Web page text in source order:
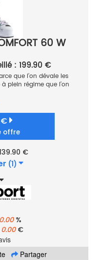
60 W
: 199.90 €
que l’on dévale les
plein régime que l’on
€
offre
€
(1)
%
0.00€
Partager